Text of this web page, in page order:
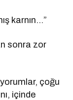
karnın…”
sonra zor
çoğu
içinde